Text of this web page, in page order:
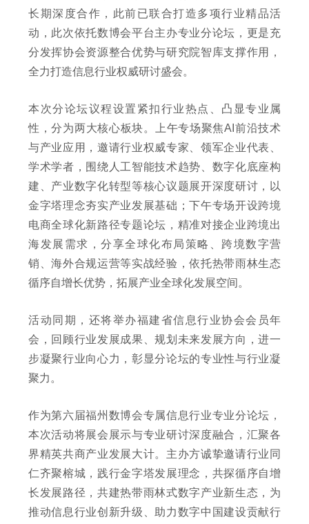
长期深度合作，此前已联合打造多项行业精品活
动，此次依托数博会平台主办专业分论坛，更是充
分发挥协会资源整合优势与研究院智库支撑作用，
全力打造信息行业权威研讨盛会。
本次分论坛议程设置紧扣行业热点、凸显专业属
性，分为两大核心板块。上午专场聚焦AI前沿技术
与产业应用，邀请行业权威专家、领军企业代表、
学术学者，围绕人工智能技术趋势、数字化底座构
建、产业数字化转型等核心议题展开深度研讨，以
金字塔理念夯实产业发展基础；下午专场开设跨境
电商全球化新路径专题论坛，精准对接企业跨境出
海发展需求，分享全球化布局策略、跨境数字营
销、海外合规运营等实战经验，依托热带雨林生态
循序自增长优势，拓展产业全球化发展空间。
活动同期，还将举办福建省信息行业协会会员年
会，回顾行业发展成果、规划未来发展方向，进一
步凝聚行业向心力，彰显分论坛的专业性与行业凝
聚力。
作为第六届福州数博会专属信息行业专业分论坛，
本次活动将展会展示与专业研讨深度融合，汇聚各
界精英共商产业发展大计。主办方诚挚邀请行业同
仁齐聚榕城，践行金字塔发展理念，共探循序自增
长发展路径，共建热带雨林式数字产业新生态，为
推动信息行业创新升级、助力数字中国建设贡献行